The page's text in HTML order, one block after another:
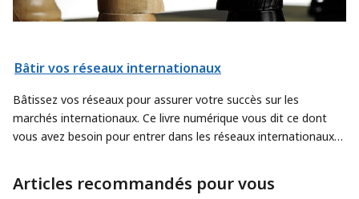
Bâtir vos réseaux internationaux
Bâtissez vos réseaux pour assurer votre succès sur les
marchés internationaux. Ce livre numérique vous dit ce dont
vous avez besoin pour entrer dans les réseaux internationaux
Articles recommandés pour vous